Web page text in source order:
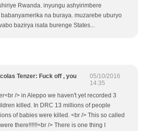
Rwanda. inyungu ashyirimbere
na buraya. muzarebe uburyo
bazirya isata burenge States...
Tenzer: Fuck off , you
05/10/2016
14:35
/> in Aleppo we haven't yet recorded 3
killed. In DRC 13 millions of people
of babies were killed. <br /> This so called
there!!!!!!<br /> There is one thing I